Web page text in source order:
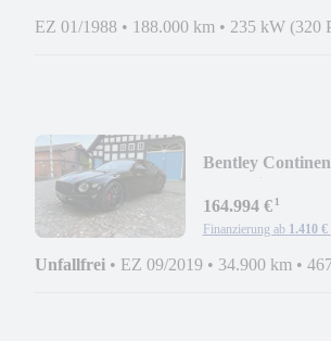
EZ 01/1988 • 188.000 km • 235 kW (320
Bentley
164.994 €¹
Finanzierung ab 1.410 €
Unfallfrei • EZ 09/2019 • 34.900 km •